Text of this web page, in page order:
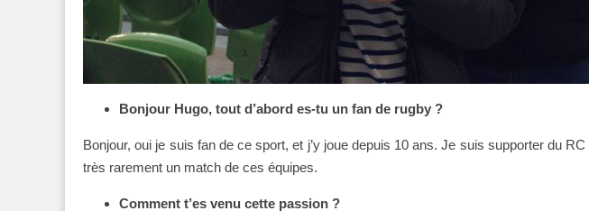
Bonjour Hugo, tout d’abord es-tu un fan de rugby ?
Bonjour, oui je suis fan de ce sport, et j’y joue depuis 10 ans. Je suis supporter du
très rarement un match de ces équipes.
Comment t’es venu cette passion ?